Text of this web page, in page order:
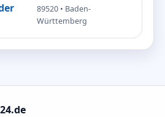
89520 • Baden-
Württemberg